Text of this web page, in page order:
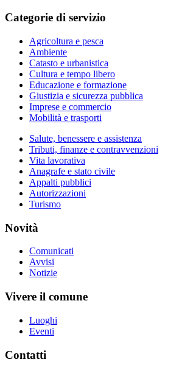
Categorie di servizio
Agricoltura e pesca
Ambiente
Catasto e urbanistica
Cultura e tempo libero
Educazione e formazione
Giustizia e sicurezza pubblica
Imprese e commercio
Mobilità e trasporti
Salute, benessere e assistenza
Tributi, finanze e contravvenzioni
Vita lavorativa
Anagrafe e stato civile
Appalti pubblici
Autorizzazioni
Turismo
Novità
Comunicati
Avvisi
Notizie
Vivere il comune
Luoghi
Eventi
Contatti